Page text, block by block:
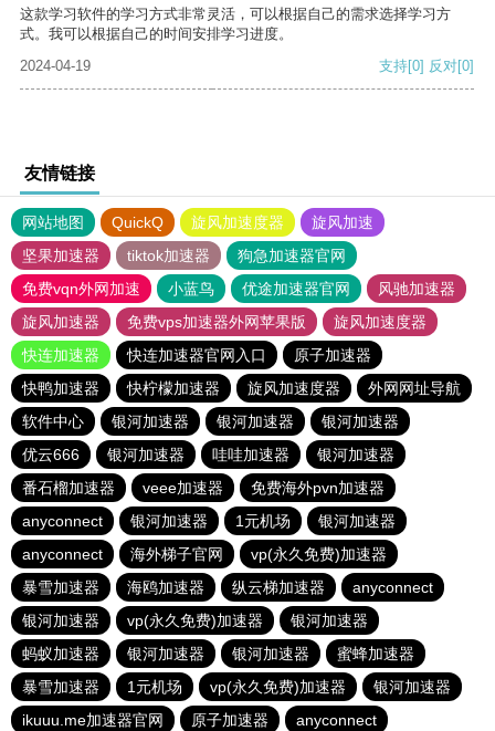
这款学习软件的学习方式非常灵活，可以根据自己的需求选择学习方
式。我可以根据自己的时间安排学习进度。
2024-04-19
支持[0] 反对[0]
友情链接
网站地图 QuickQ 旋风加速度器
旋风加速
坚果加速器
tiktok加速器
狗急加速器官网
免费vqn外网加速
小蓝鸟 优途加速器官网
风驰加速器
旋风加速器
免费vps加速器外网苹果版
旋风加速度器
快连加速器
快连加速器官网入口
原子加速器
快鸭加速器
快柠檬加速器 旋风加速度器
外网网址导航
软件中心
银河加速器 银河加速器
银河加速器
优云666
银河加速器 哇哇加速器
银河加速器
番石榴加速器
veee加速器
免费海外pvn加速器
anyconnect
银河加速器 1元机场
银河加速器
anyconnect
海外梯子官网
vp(永久免费)加速器
暴雪加速器
海鸥加速器 纵云梯加速器
anyconnect
银河加速器
vp(永久免费)加速器
银河加速器
蚂蚁加速器
银河加速器 银河加速器
蜜蜂加速器
暴雪加速器
1元机场 vp(永久免费)加速器
银河加速器
ikuuu.me加速器官网
原子加速器 anyconnect